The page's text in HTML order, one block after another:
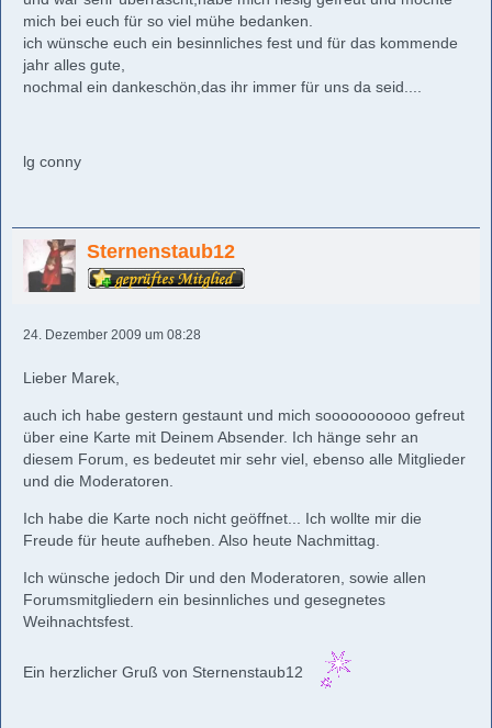
mich bei euch für so viel mühe bedanken.
ich wünsche euch ein besinnliches fest und für das kommende
jahr alles gute,
nochmal ein dankeschön,das ihr immer für uns da seid....
lg conny
Sternenstaub12
24. Dezember 2009 um 08:28
Lieber Marek,
auch ich habe gestern gestaunt und mich soooooooooo gefreut
über eine Karte mit Deinem Absender. Ich hänge sehr an
diesem Forum, es bedeutet mir sehr viel, ebenso alle Mitglieder
und die Moderatoren.
Ich habe die Karte noch nicht geöffnet... Ich wollte mir die
Freude für heute aufheben. Also heute Nachmittag.
Ich wünsche jedoch Dir und den Moderatoren, sowie allen
Forumsmitgliedern ein besinnliches und gesegnetes
Weihnachtsfest.
Ein herzlicher Gruß von Sternenstaub12